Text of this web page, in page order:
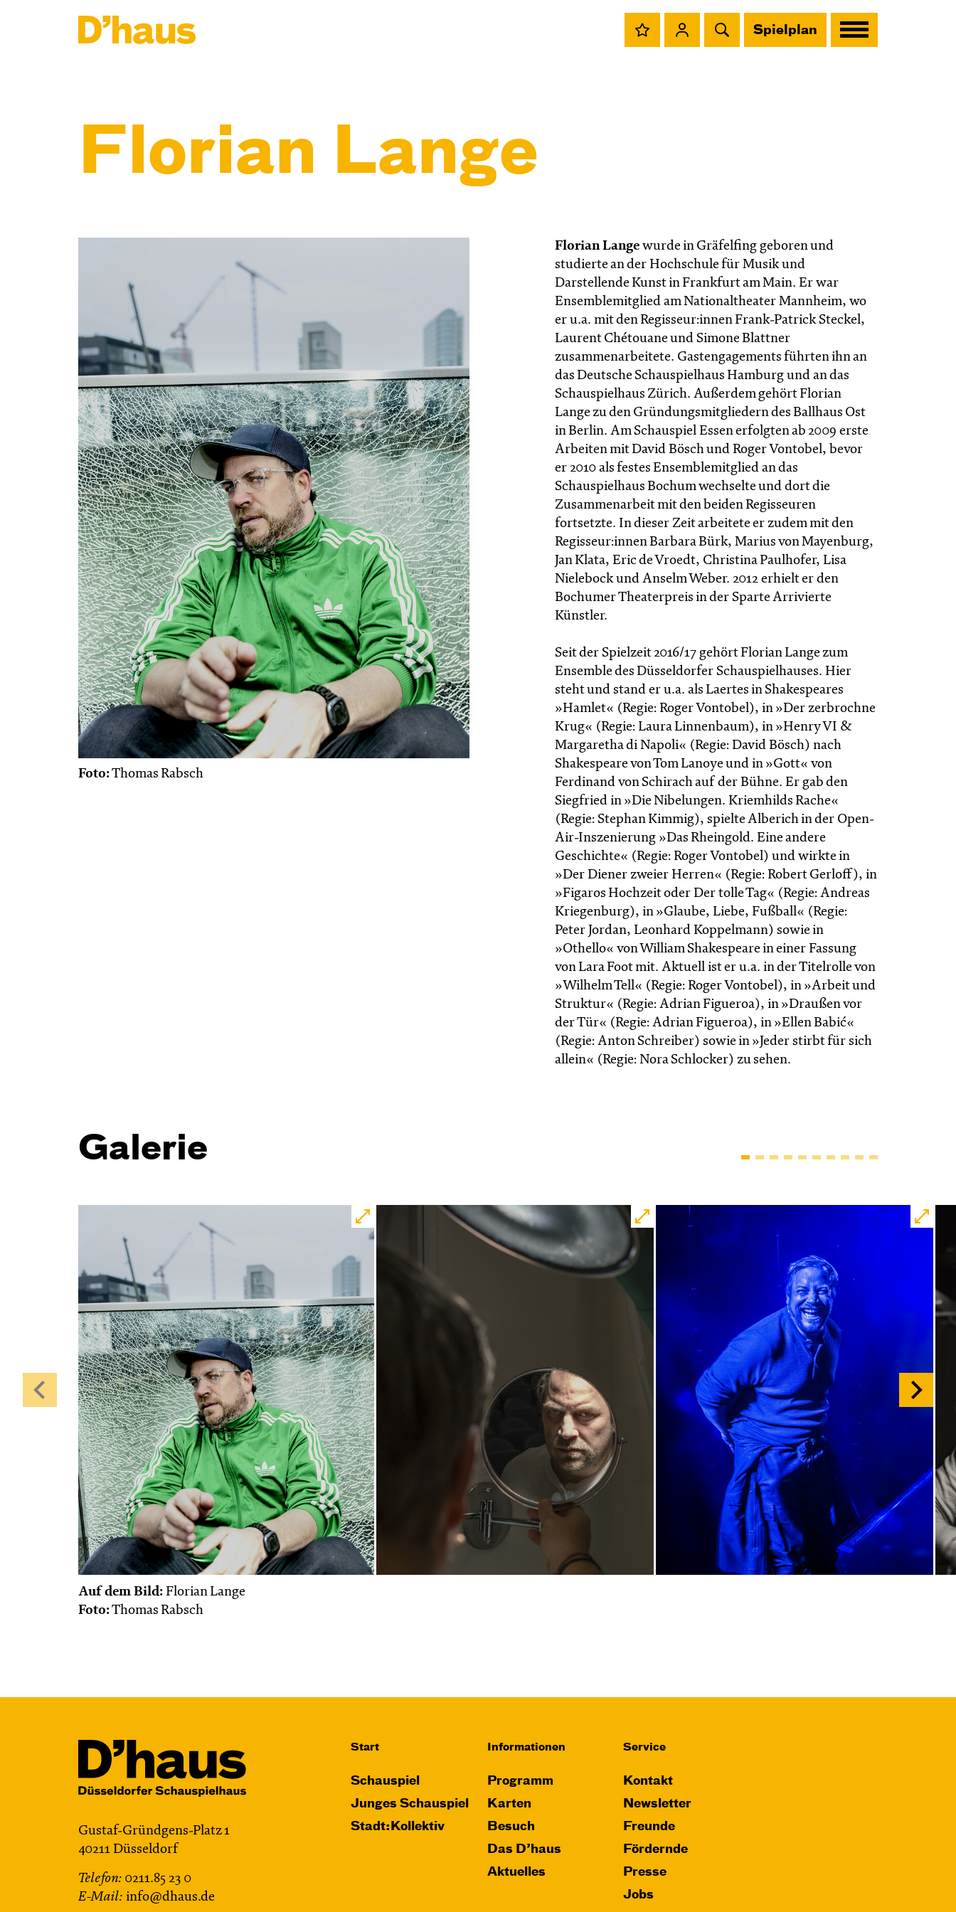
Spielplan
Florian Lange
Foto:Thomas Rabsch
Florian Langewurde in Gräfelfing geboren und
studierte an der Hochschule für Musik und
Darstellende Kunst in Frankfurt am Main. Er war
Ensemblemitglied am Nationaltheater Mannheim, wo
er u.a. mit den Regisseur:innen Frank-Patrick Steckel,
Laurent Chétouane und Simone Blattner
zusammenarbeitete. Gastengagements führten ihn an
das Deutsche Schauspielhaus Hamburg und an das
Schauspielhaus Zürich. Außerdem gehört Florian
Lange zu den Gründungsmitgliedern des Ballhaus Ost
in Berlin. Am Schauspiel Essen erfolgten ab 2009 erste
Arbeiten mit David Bösch und Roger Vontobel, bevor
er 2010 als festes Ensemblemitglied an das
Schauspielhaus Bochum wechselte und dort die
Zusammenarbeit mit den beiden Regisseuren
fortsetzte. In dieser Zeit arbeitete er zudem mit den
Regisseur:innen Barbara Bürk, Marius von Mayenburg,
Jan Klata, Eric de Vroedt, Christina Paulhofer, Lisa
Nielebock und Anselm Weber. 2012 erhielt er den
Bochumer Theaterpreis in der Sparte Arrivierte
Künstler.
Seit der Spielzeit 2016/17 gehört Florian Lange zum
Ensemble des Düsseldorfer Schauspielhauses. Hier
steht und stand er u.a. als Laertes in Shakespeares
»Hamlet« (Regie: Roger Vontobel), in »Der zerbrochne
Krug« (Regie: Laura Linnenbaum), in »Henry VI &
Margaretha di Napoli« (Regie: David Bösch) nach
Shakespeare von Tom Lanoye und in »Gott« von
Ferdinand von Schirach auf der Bühne. Er gab den
Siegfried in »Die Nibelungen. Kriemhilds Rache«
(Regie: Stephan Kimmig), spielte Alberich in der Open-
Air-Inszenierung »Das Rheingold. Eine andere
Geschichte« (Regie: Roger Vontobel) und wirkte in
»Der Diener zweier Herren« (Regie: Robert Gerloff), in
»Figaros Hochzeit oder Der tolle Tag« (Regie: Andreas
Kriegenburg), in »Glaube, Liebe, Fußball« (Regie:
Peter Jordan, Leonhard Koppelmann) sowie in
»Othello« von William Shakespeare in einer Fassung
von Lara Foot mit. Aktuell ist er u.a. in der Titelrolle von
»Wilhelm Tell« (Regie: Roger Vontobel), in »Arbeit und
Struktur« (Regie: Adrian Figueroa), in »Draußen vor
der Tür« (Regie: Adrian Figueroa), in »Ellen Babić«
(Regie: Anton Schreiber) sowie in »Jeder stirbt für sich
allein« (Regie: Nora Schlocker) zu sehen.
Galerie
Auf dem Bild: Florian Lange
Foto:Thomas Rabsch
Gustaf-Gründgens-Platz 1
40211 Düsseldorf
Telefon: 0211.85 23 0
E-Mail: info@dhaus.de
Start
Schauspiel
Junges Schauspiel
Stadt:Kollektiv
Informationen
Programm
Karten
Besuch
Das D’haus
Aktuelles
Service
Kontakt
Newsletter
Freunde
Fördernde
Presse
Jobs